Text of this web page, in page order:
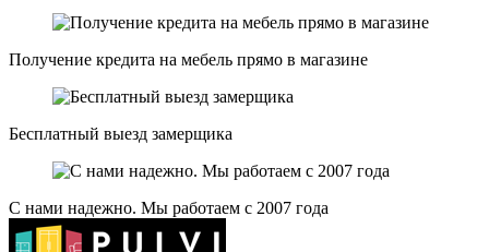
Получение кредита на мебель прямо в магазине
Бесплатный выезд замерщика
С нами надежно. Мы работаем с 2007 года